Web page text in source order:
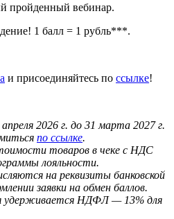
пройденный вебинар.
1 балл = 1 рубль***.
и присоединяйтесь по ссылке!
2026 г. до 31 марта 2027 г.
по ссылке.
товаров в чеке с НДС
лояльности.
на реквизиты банковской
заявки на обмен баллов.
удерживается НДФЛ — 13% для